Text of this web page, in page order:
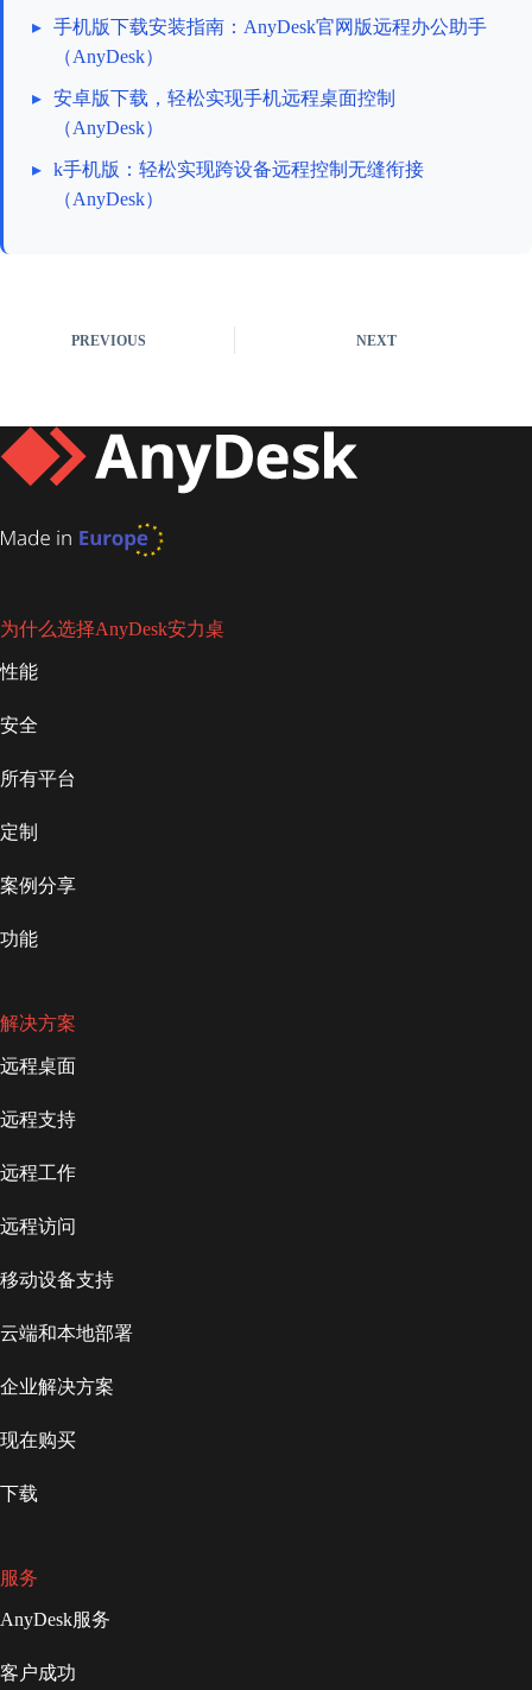
▸ 手机版下载安装指南：AnyDesk官网版远程办公助手
（AnyDesk）
▸ 安卓版下载，轻松实现手机远程桌面控制
（AnyDesk）
▸ k手机版：轻松实现跨设备远程控制无缝衔接
（AnyDesk）
PREVIOUS NEXT
为什么选择AnyDesk安力桌
性能
安全
所有平台
定制
案例分享
功能
解决方案
远程桌面
远程支持
远程工作
远程访问
移动设备支持
云端和本地部署
企业解决方案
现在购买
下载
服务
AnyDesk服务
客户成功